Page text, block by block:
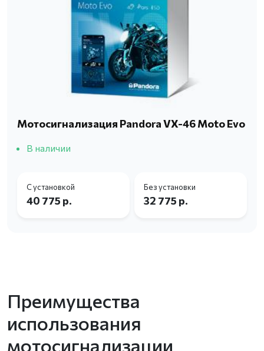
Мотосигнализация Pandora VX-46 Moto Evo
В наличии
С установкой
40 775 р.
Без установки
32 775 р.
Преимущества
использования
мотосигнализации